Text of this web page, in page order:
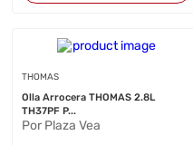
THOMAS
Olla Arrocera THOMAS 2.8L
TH37PF P...
Por Plaza Vea